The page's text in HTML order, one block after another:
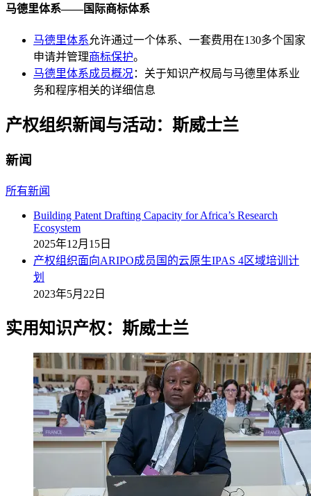
马德里体系——国际商标体系
马德里体系允许通过一个体系、一套费用在130多个国家
申请并管理商标保护。
马德里体系成员概况：关于知识产权局与马德里体系业
务和程序相关的详细信息
产权组织新闻与活动：斯威士兰
新闻
所有新闻
Building Patent Drafting Capacity for Africa’s Research
Ecosystem
2025年12月15日
产权组织面向ARIPO成员国的云原生IPAS 4区域培训计
划
2023年5月22日
实用知识产权：斯威士兰